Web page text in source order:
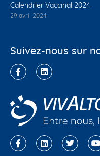
Calendrier Vaccinal 2024
29 avril 2024
Suivez-nous sur